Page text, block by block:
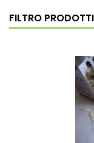
FILTRO PRODOTTI